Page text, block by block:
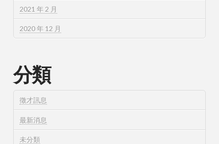
2021 年 2 月
2020 年 12 月
分類
徵才訊息
最新消息
未分類